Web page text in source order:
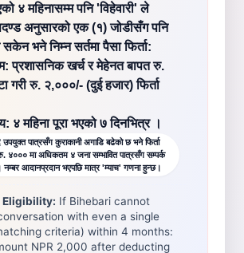
४ महिनासम्म पनि 'विहेवारी' ले
अनुसारको एक (१) जोडीसँग पनि
भने निम्न सर्तमा पैसा फिर्ता:
प्रशासनिक खर्च र मेहेनत बापत रु.
गरी रु. २,०००/- (दुई हजार) फिर्ता
४ महिना पूरा भएको ७ दिनभित्र ।
उपयुक्त पात्रसँग कुराकानी अगाडि बढेको छ भने फिर्ता
४००० मा अधिकतम ४ जना सम्भावित पात्रसँग सम्पर्क
नम्बर आदानप्रदान भएपछि मात्र 'म्याच' गणना हुन्छ।
Eligibility: If Bihebari cannot
with even a single
criteria) within 4 months:
NPR 2,000 after deducting